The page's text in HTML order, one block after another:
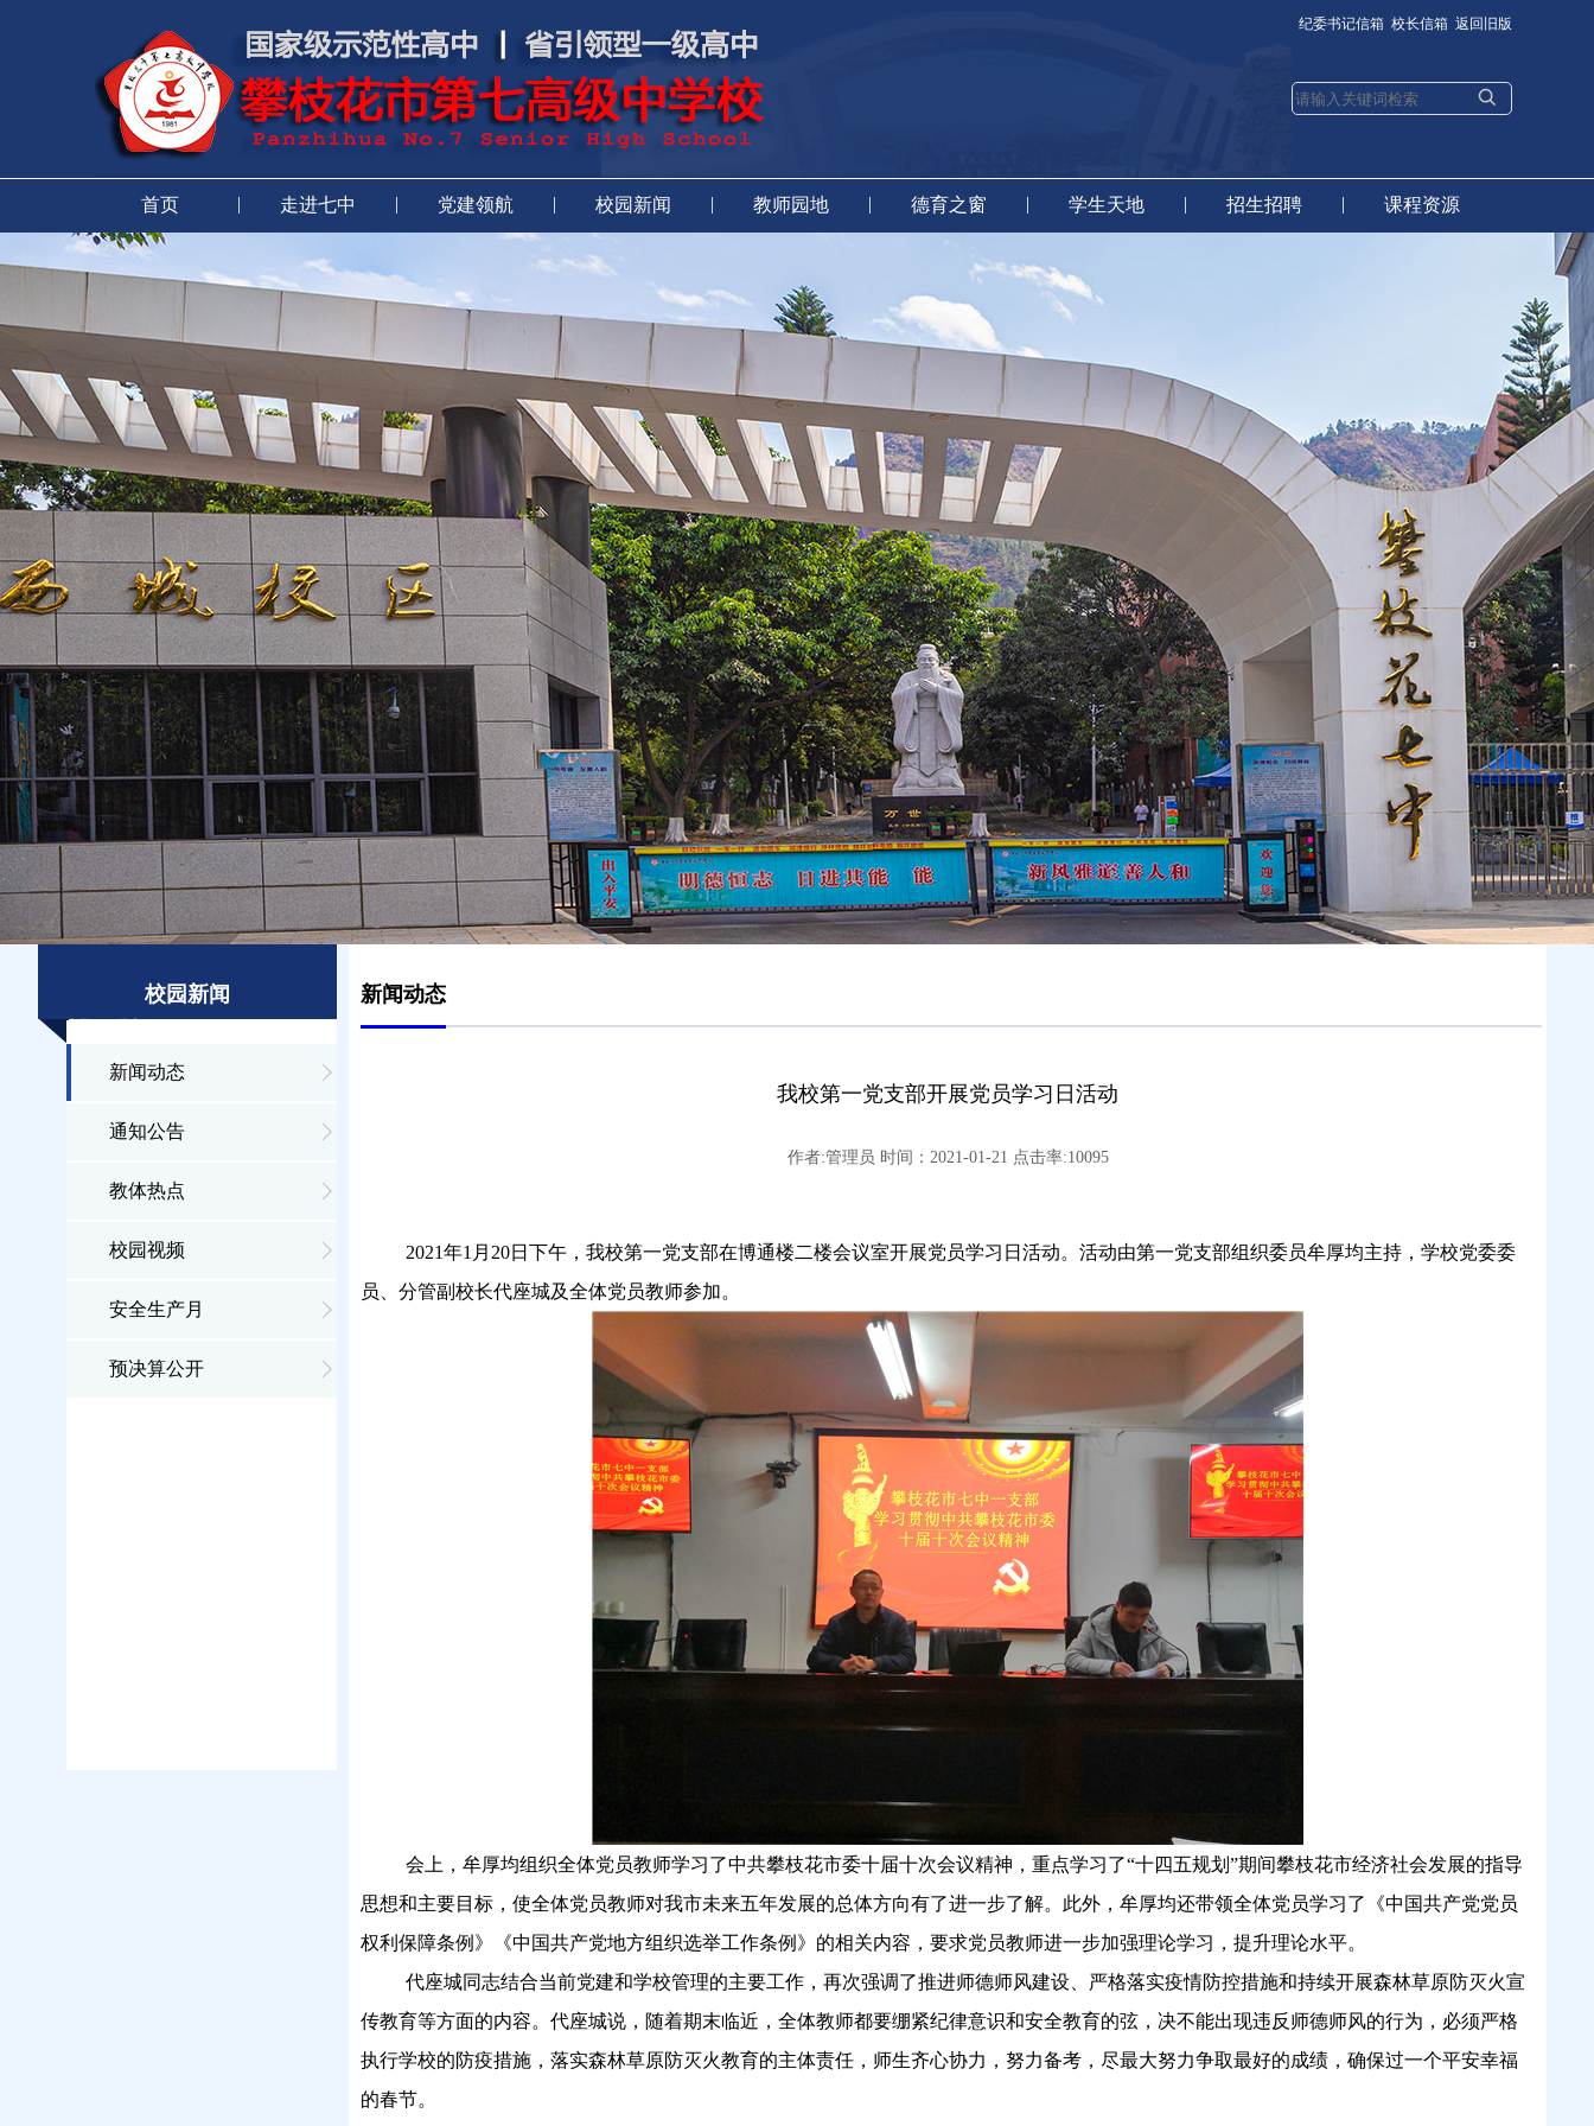
纪委书记信箱 校长信箱 返回旧版
首页 | 走进七中 | 党建领航 | 校园新闻 | 教师园地 | 德育之窗 | 学生天地 | 招生招聘 | 课程资源
校园新闻
新闻动态
通知公告
教体热点
校园视频
安全生产月
预决算公开
新闻动态
我校第一党支部开展党员学习日活动
作者:管理员 时间：2021-01-21 点击率:10095
2021年1月20日下午，我校第一党支部在博通楼二楼会议室开展党员学习日活动。活动由第一党支部组织委员牟厚均主持，学校党委委
员、分管副校长代座城及全体党员教师参加。
会上，牟厚均组织全体党员教师学习了中共攀枝花市委十届十次会议精神，重点学习了“十四五规划”期间攀枝花市经济社会发展的指导
思想和主要目标，使全体党员教师对我市未来五年发展的总体方向有了进一步了解。此外，牟厚均还带领全体党员学习了《中国共产党党员
权利保障条例》《中国共产党地方组织选举工作条例》的相关内容，要求党员教师进一步加强理论学习，提升理论水平。
代座城同志结合当前党建和学校管理的主要工作，再次强调了推进师德师风建设、严格落实疫情防控措施和持续开展森林草原防灭火宣
传教育等方面的内容。代座城说，随着期末临近，全体教师都要绷紧纪律意识和安全教育的弦，决不能出现违反师德师风的行为，必须严格
执行学校的防疫措施，落实森林草原防灭火教育的主体责任，师生齐心协力，努力备考，尽最大努力争取最好的成绩，确保过一个平安幸福
的春节。